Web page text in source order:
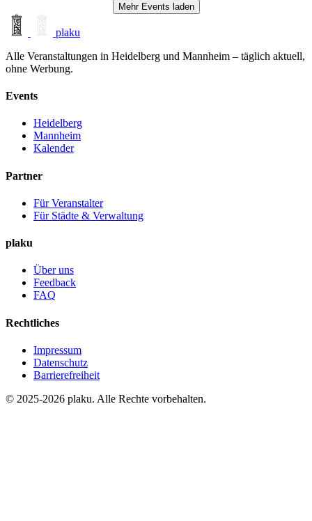
Mehr Events laden
plaku
Alle Veranstaltungen in Heidelberg und Mannheim – täglich aktuell,
ohne Werbung.
Events
Heidelberg
Mannheim
Kalender
Partner
Für Veranstalter
Für Städte & Verwaltung
plaku
Über uns
Feedback
FAQ
Rechtliches
Impressum
Datenschutz
Barrierefreiheit
© 2025-2026 plaku. Alle Rechte vorbehalten.